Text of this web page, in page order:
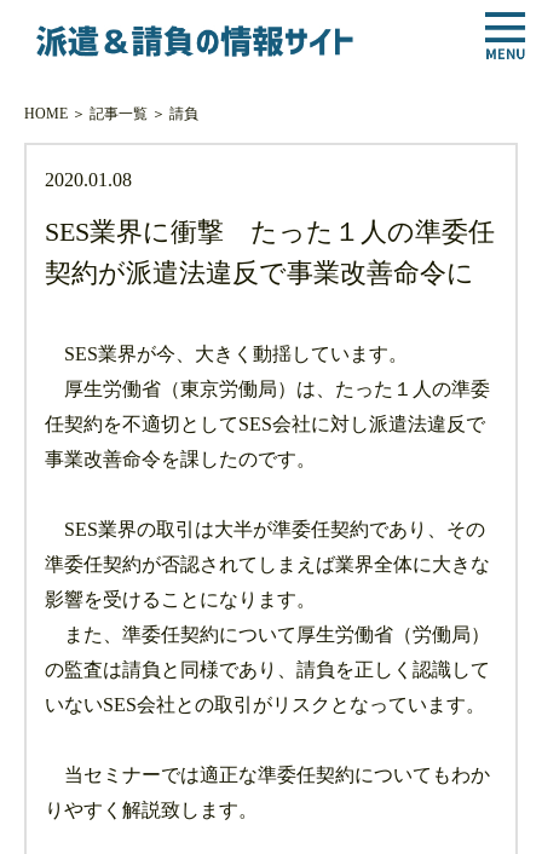
HOME＞ 記事一覧＞ 請負
2020.01.08
SES業界に衝撃 たった１人の準委任
契約が派遣法違反で事業改善命令に
SES業界が今、大きく動揺しています。
厚生労働省（東京労働局）は、たった１人の準委
任契約を不適切としてSES会社に対し派遣法違反で
事業改善命令を課したのです。
SES業界の取引は大半が準委任契約であり、その
準委任契約が否認されてしまえば業界全体に大きな
影響を受けることになります。
また、準委任契約について厚生労働省（労働局）
の監査は請負と同様であり、請負を正しく認識して
いないSES会社との取引がリスクとなっています。
当セミナーでは適正な準委任契約についてもわか
りやすく解説致します。